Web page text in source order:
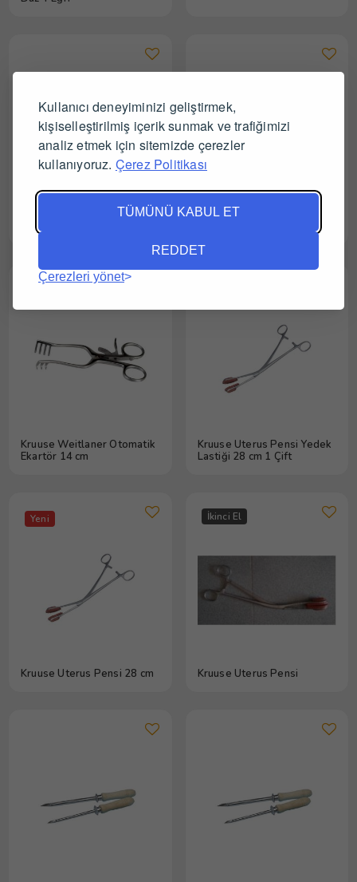
Kullanıcı deneyiminizi geliştirmek,
kişiselleştirilmiş içerik sunmak ve trafiğimizi
analiz etmek için sitemizde çerezler
kullanıyoruz. Çerez Politikası
TÜMÜNÜ KABUL ET
REDDET
Çerezleri yönet
Makaslı Portegü 14 cm + 16
cm İkili Set
Lister Bandaj Makası 20 cm
Kruuse Weitlaner Otomatik
Ekartör 14 cm
Kruuse Uterus Pensi Yedek
Lastiği 28 cm 1 Çift
Yeni
Kruuse Uterus Pensi 28 cm
İkinci El
Kruuse Uterus Pensi